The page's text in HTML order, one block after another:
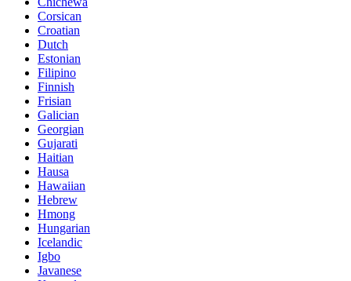
Corsican
Croatian
Dutch
Estonian
Filipino
Finnish
Frisian
Galician
Georgian
Gujarati
Haitian
Hausa
Hawaiian
Hebrew
Hmong
Hungarian
Icelandic
Igbo
Javanese